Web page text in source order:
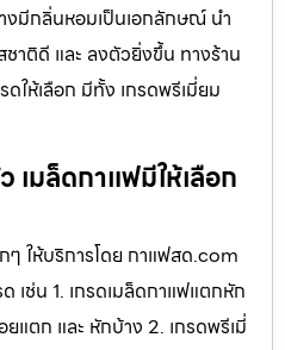
มีกลิ่นหอมเป็นเอกลักษณ์ นำ
าติดี และ ลงตัวยิ่งขึ้น ทางร้าน
ให้เลือก มีทั้ง เกรดพรีเมี่ยม
เมล็ดกาแฟมีให้เลือก
ๆ ให้บริการโดย กาแฟสด.com
เช่น 1. เกรดเมล็ดกาแฟแตกหัก
แตก และ หักบ้าง 2. เกรดพรีเมี่